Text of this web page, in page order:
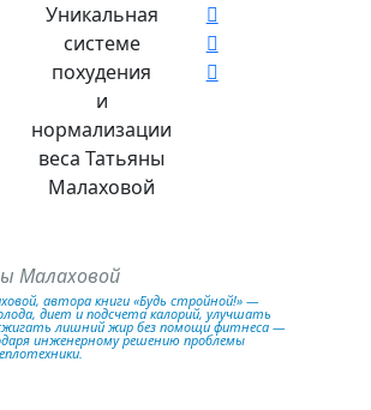
Уникальная
системе
похудения
и
нормализации
веса Татьяны
Малаховой
Малаховой
автора книги «Будь стройной!» —
диет и подсчета калорий, улучшать
сжигать лишний жир без помощи фитнеса —
инженерному решению проблемы